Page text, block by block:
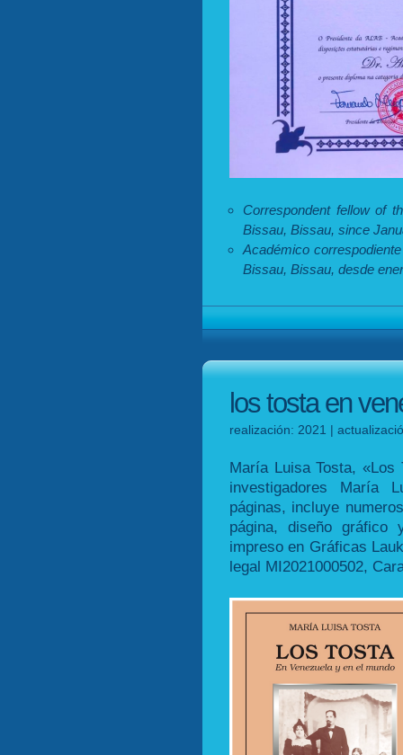
Correspondent fellow of
Bissau, Bissau, since
Académico
Bissau, Bissau, desde
los tosta en
realización: 2021 |
María Luisa Tosta, «Los
investigadores María
páginas, incluye
página, diseño gráfico
impreso en Gráficas
legal MI2021000502,